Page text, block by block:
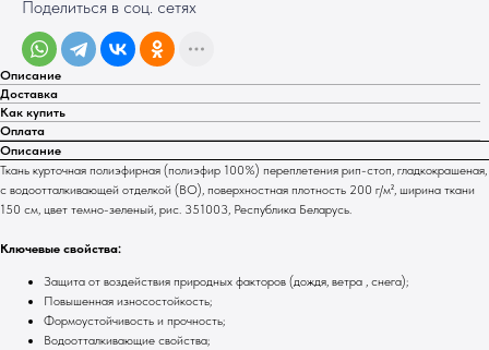
Поделиться в соц. сетях
Описание
Доставка
Как купить
Оплата
Описание
Ткань курточная полиэфирная (полиэфир 100%) переплетения рип-стоп, гладкокрашеная,
с водоотталкивающей отделкой (ВО), поверхностная плотность 200 г/м², ширина ткани
150 см, цвет темно-зеленый, рис. 351003, Республика Беларусь.
Ключевые свойства:
Защита от воздействия природных факторов (дождя, ветра , снега);
Повышенная износостойкость;
Формоустойчивость и прочность;
Водоотталкивающие свойства;